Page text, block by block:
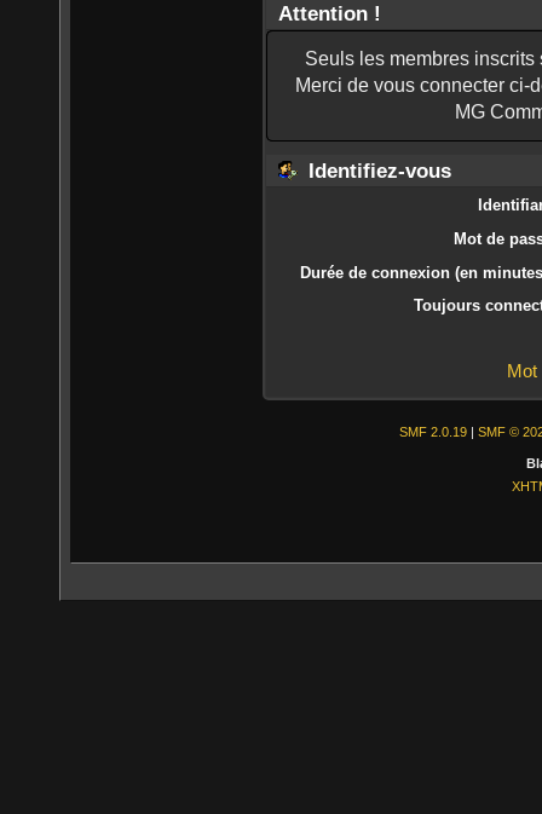
Attention !
Seuls les membres
Merci de vous connecter ci-
MG
Identifiez-vous
Mot de
Durée de connexion (en
Toujours
Mot
SMF 2.0.19| SMF ©